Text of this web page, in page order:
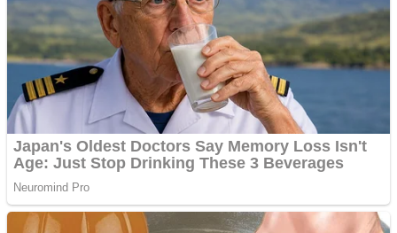
trecut la Domnul
Anchetă incendiară la
Gherla, polițist acuzat de
abuz în serviciu